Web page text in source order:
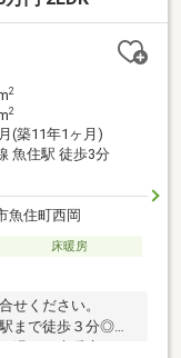
2
2
(築11年1ヶ月)
魚住駅 徒歩3分
魚住町西岡
床暖房
せください。
まで徒歩３分◎太